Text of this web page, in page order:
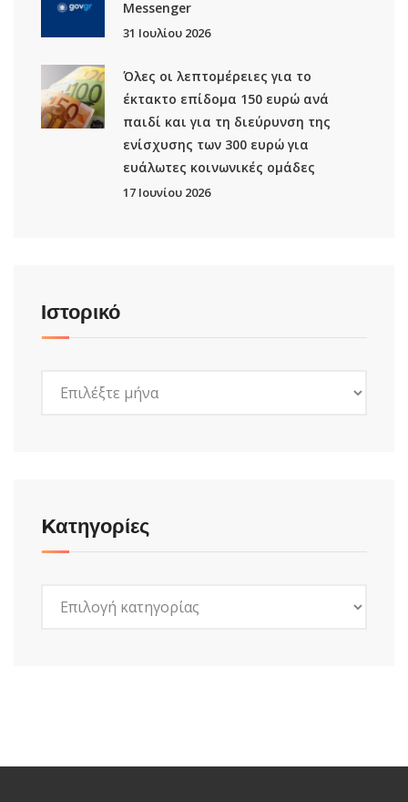
Μessenger
31 Ιουλίου 2026
Όλες οι λεπτομέρειες για το
έκτακτο επίδομα 150 ευρώ ανά
παιδί και για τη διεύρυνση της
ενίσχυσης των 300 ευρώ για
ευάλωτες κοινωνικές ομάδες
17 Ιουνίου 2026
Ιστορικό
Kατηγορίες